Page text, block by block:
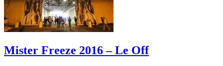
Mister Freeze 2016 – Le Off